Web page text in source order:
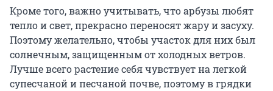
Кроме того, важно учитывать, что арбузы любят
тепло и свет, прекрасно переносят жару и засуху.
Поэтому желательно, чтобы участок для них был
солнечным, защищенным от холодных ветров.
Лучше всего растение себя чувствует на легкой
супесчаной и песчаной почве, поэтому в грядки